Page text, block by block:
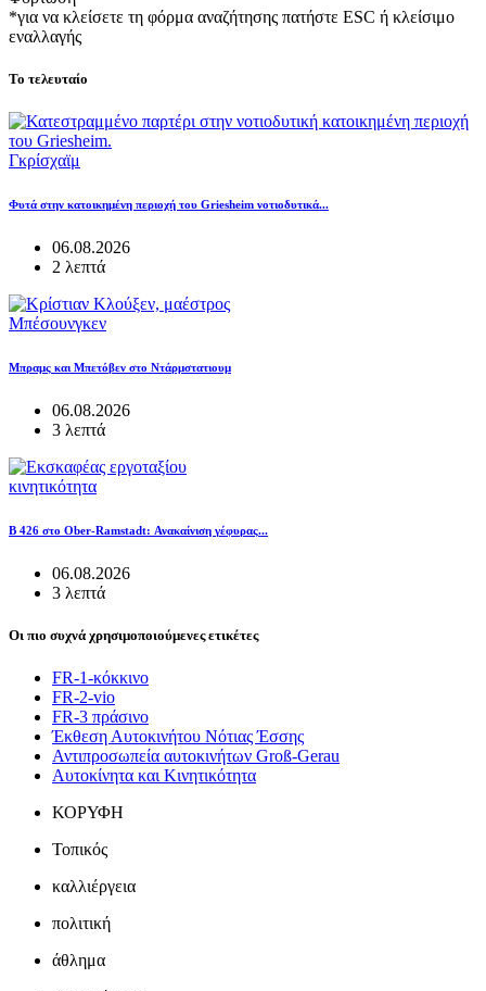
*για να κλείσετε τη φόρμα αναζήτησης πατήστε ESC ή κλείσιμο
εναλλαγής
Το τελευταίο
Γκρίσχαϊμ
Φυτά στην κατοικημένη περιοχή του Griesheim νοτιοδυτικά...
06.08.2026
2 λεπτά
Μπέσουνγκεν
Μπραμς και Μπετόβεν στο Ντάρμστατιουμ
06.08.2026
3 λεπτά
κινητικότητα
B 426 στο Ober-Ramstadt: Ανακαίνιση γέφυρας...
06.08.2026
3 λεπτά
Οι πιο συχνά χρησιμοποιούμενες ετικέτες
FR-1-κόκκινο
FR-2-vio
FR-3 πράσινο
Έκθεση Αυτοκινήτου Νότιας Έσσης
Αντιπροσωπεία αυτοκινήτων Groß-Gerau
Αυτοκίνητα και Κινητικότητα
ΚΟΡΥΦΗ
Τοπικός
καλλιέργεια
πολιτική
άθλημα